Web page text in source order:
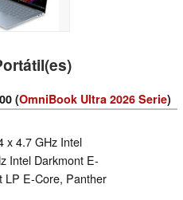
(OmniBook Ultra 2026 Serie)
x 4.7 GHz Intel
Intel Darkmont E-
LP E-Core, Panther